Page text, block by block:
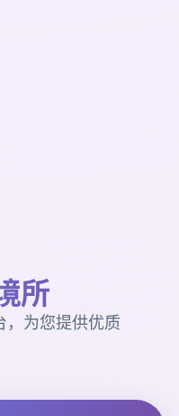
所
，为您提供优质